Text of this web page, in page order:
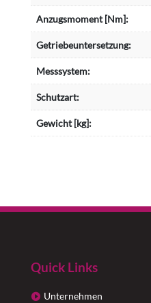
Anzugsmoment [Nm]:
Getriebeuntersetzung:
Messsystem:
Schutzart:
Gewicht [kg]:
Quick Links
Unternehmen